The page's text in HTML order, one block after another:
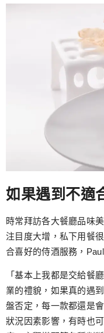
如果遇到不
時常拜訪各大餐廳品味
注目度大增，私下用餐
合喜好的侍酒服務，
「基本上我都是交給餐
業的禮貌，如果真的遇
盤否定，每一款都還是
狀況因素影響，有時也